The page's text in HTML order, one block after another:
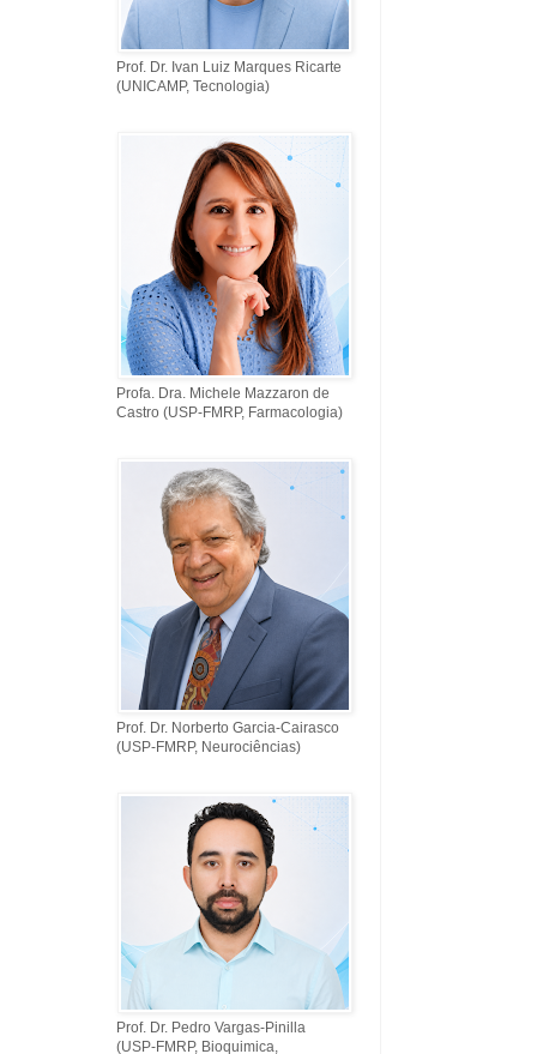
Prof. Dr. Ivan Luiz Marques Ricarte
(UNICAMP, Tecnologia)
Profa. Dra. Michele Mazzaron de
Castro (USP-FMRP, Farmacologia)
Prof. Dr. Norberto Garcia-Cairasco
(USP-FMRP, Neurociências)
Prof. Dr. Pedro Vargas-Pinilla
(USP-FMRP, Bioquimica,